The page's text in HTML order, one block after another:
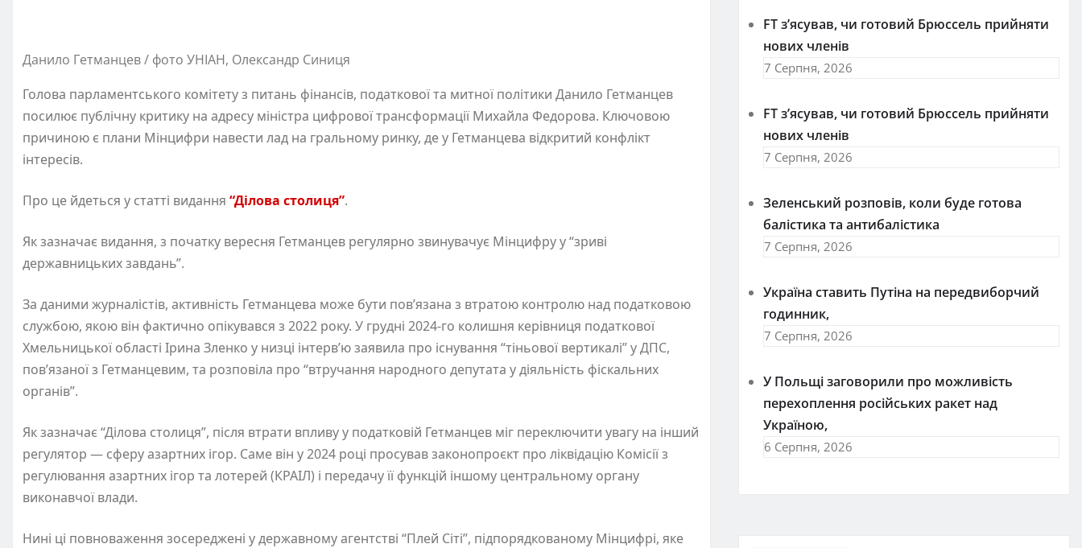
Данило Гетманцев / фото УНІАН, Олександр Синиця
Голова парламентського комітету з питань фінансів, податкової та митної політики Данило Гетманцев
посилює публічну критику на адресу міністра цифрової трансформації Михайла Федорова. Ключовою
причиною є плани Мінцифри навести лад на гральному ринку, де у Гетманцева відкритий конфлікт
інтересів.
Про це йдеться у статті видання “Ділова столиця”.
Як зазначає видання, з початку вересня Гетманцев регулярно звинувачує Мінцифру у “зриві
державницьких завдань”.
За даними журналістів, активність Гетманцева може бути пов’язана з втратою контролю над податковою
службою, якою він фактично опікувався з 2022 року. У грудні 2024-го колишня керівниця податкової
Хмельницької області Ірина Зленко у низці інтерв’ю заявила про існування “тіньової вертикалі” у ДПС,
пов’язаної з Гетманцевим, та розповіла про “втручання народного депутата у діяльність фіскальних
органів”.
Як зазначає “Ділова столиця”, після втрати впливу у податковій Гетманцев міг переключити увагу на інший
регулятор — сферу азартних ігор. Саме він у 2024 році просував законопроєкт про ліквідацію Комісії з
регулювання азартних ігор та лотерей (КРАІЛ) і передачу її функцій іншому центральному органу
виконавчої влади.
Нині ці повноваження зосереджені у державному агентстві “Плей Сіті”, підпорядкованому Мінцифрі, яке
FT зʼясував, чи готовий Брюссель прийняти
нових членів
7 Серпня, 2026
FT зʼясував, чи готовий Брюссель прийняти
нових членів
7 Серпня, 2026
Зеленський розповів, коли буде готова
балістика та антибалістика
7 Серпня, 2026
Україна ставить Путіна на передвиборчий
годинник,
7 Серпня, 2026
У Польщі заговорили про можливість
перехоплення російських ракет над
Україною,
6 Серпня, 2026